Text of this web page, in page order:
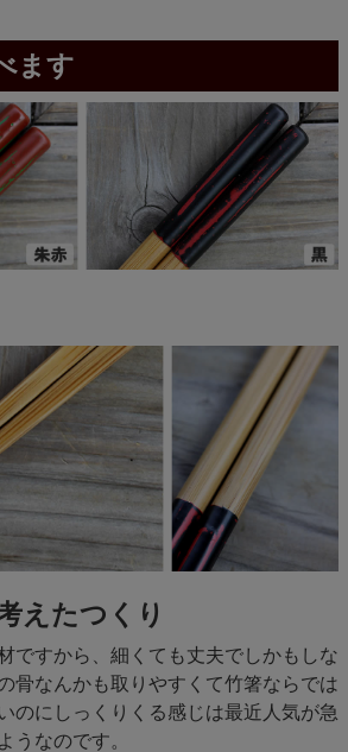
ます
えたつくり
ですから、細くても丈夫でしかもしな
骨なんかも取りやすくて竹箸ならでは
のにしっくりくる感じは最近人気が急
うなのです。